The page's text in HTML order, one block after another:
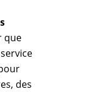
que
des